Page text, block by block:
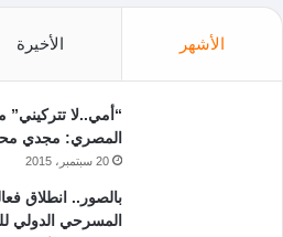
الأشهر الأخيرة
“أمي..لا تتركيني”
المصري: مجدي
20 سبتمبر، 2015
بالصور.. انطلاق